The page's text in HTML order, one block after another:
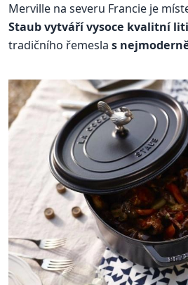
Merville na severu Francie je
Staub vytváří vysoce kvalitní
tradičního řemesla s